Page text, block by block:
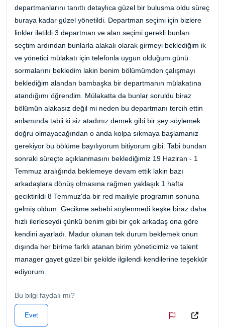
departmanlarını tanıttı detaylıca güzel bir bulusma oldu süreç
buraya kadar güzel yönetildi. Departman seçimi için bizlere
linkler iletildi 3 departman ve alan seçimi gerekli bunları
seçtim ardından bunlarla alakalı olarak girmeyi beklediğim ik
ve yönetici mülakatı için telefonla uygun olduğum günü
sormalarını bekledim lakin benim bölümümden çalışmayı
beklediğim alandan bambaşka bir departmanın mülakatına
atandığımı öğrendim. Mülakatta da bunlar soruldu biraz
bölümün alakasız değil mi neden bu departmanı tercih ettin
anlamında tabii ki siz atadınız demek gibi bir şey söylemek
doğru olmayacağından o anda kolpa sıkmaya başlamanız
gerekiyor bu bölüme bayılıyorum bitiyorum gibi. Tabi bundan
sonraki süreçte açıklanmasını beklediğimiz 19 Haziran - 1
Temmuz aralığında beklemeye devam ettik lakin bazı
arkadaşlara dönüş olmasına rağmen yaklaşık 1 hafta
geciktirildi 8 Temmuz'da bir red mailiyle programın sonuna
gelmiş oldum. Gecikme sebebi söylenmedi keşke biraz daha
hızlı ilerleseydi çünkü benim gibi bir çok arkadaş ona göre
kendini ayarladı. Madur olunan tek durum beklemek onun
dışında her birime farklı atanan birim yöneticimiz ve talent
manager gayet güzel bir şekilde ilgilendi kendilerine teşekkür
ediyorum.
Bu bilgi faydalı mı?
Evet